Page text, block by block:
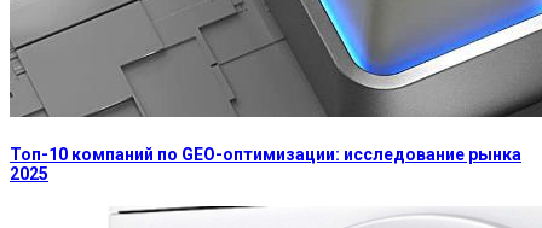
Топ-10 компаний по GEO-оптимизации: исследование рынка
2025